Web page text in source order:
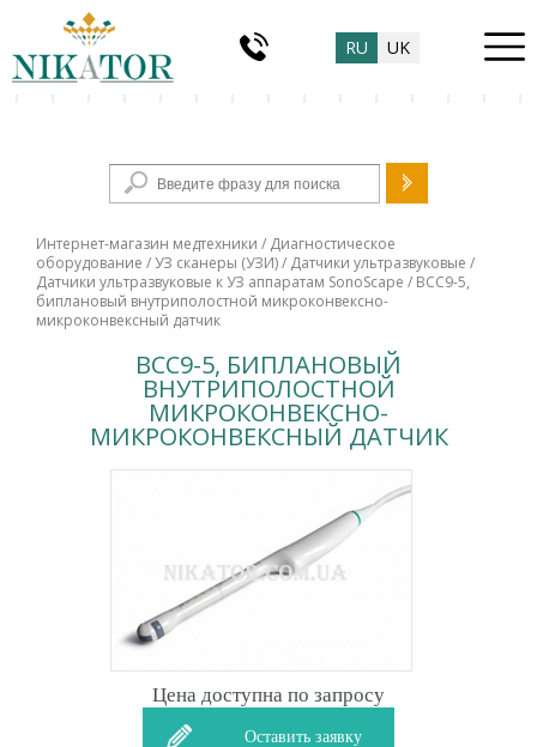
RU UK
Форма поиска
Интернет-магазин медтехники / Диагностическое
оборудование /УЗ сканеры (УЗИ)/ Датчики ультразвуковые /
Датчики ультразвуковые к УЗ аппаратам SonoScape / BCC9-5,
биплановый внутриполостной микроконвексно-
микроконвексный датчик
BCC9-5, БИПЛАНОВЫЙ
ВНУТРИПОЛОСТНОЙ
МИКРОКОНВЕКСНО-
МИКРОКОНВЕКСНЫЙ ДАТЧИК
Цена доступна по запросу
Оставить заявку